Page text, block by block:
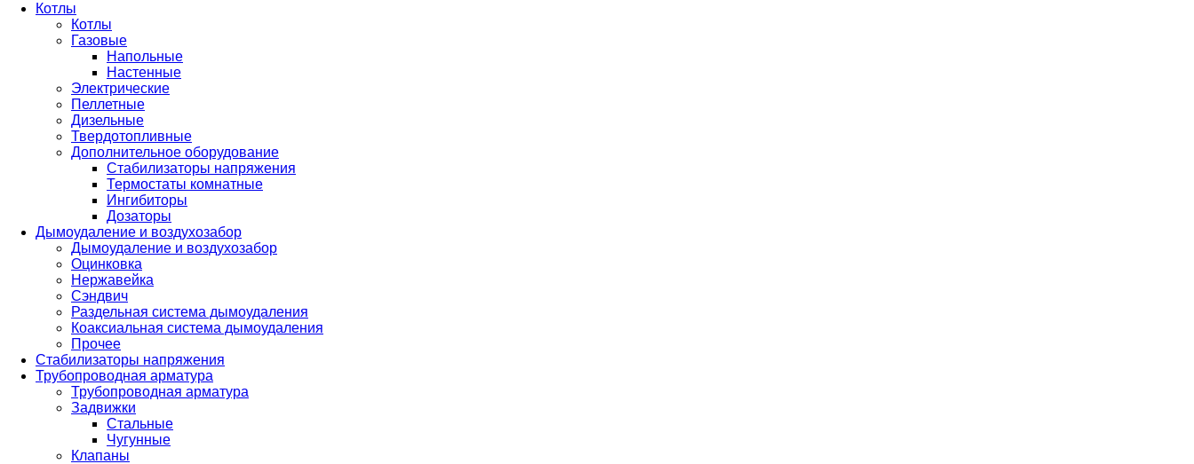
Котлы
Котлы
Газовые
Напольные
Настенные
Электрические
Пеллетные
Дизельные
Твердотопливные
Дополнительное оборудование
Стабилизаторы напряжения
Термостаты комнатные
Ингибиторы
Дозаторы
Дымоудаление и воздухозабор
Дымоудаление и воздухозабор
Оцинковка
Нержавейка
Сэндвич
Раздельная система дымоудаления
Коаксиальная система дымоудаления
Прочее
Стабилизаторы напряжения
Трубопроводная арматура
Трубопроводная арматура
Задвижки
Стальные
Чугунные
Клапаны